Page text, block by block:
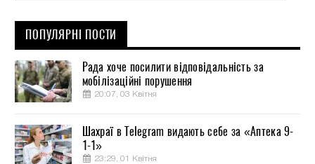
ПОПУЛЯРНІ ПОСТИ
Рада хоче посилити відповідальність за
мобілізаційні порушення
20:07, 03 Квітня
Шахраї в Telegram видають себе за «Аптека 9-
1-1»
23:29, 01 Квітня